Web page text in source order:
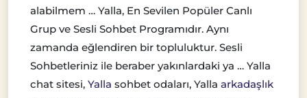
alabilmem … Yalla, En Sevilen Popüler Canlı
Grup ve Sesli Sohbet Programıdır. Aynı
zamanda eğlendiren bir topluluktur. Sesli
Sohbetleriniz ile beraber yakınlardaki ya … Yalla
chat sitesi, Yalla sohbet odaları, Yalla arkadaşlık